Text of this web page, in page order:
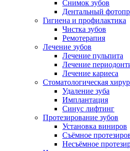
Снимок зубов
Дентальный
Гигиена и профилактика
Чистка зубов
Ремотерапия
Лечение зубов
Лечение пульпита
Лечение
Лечение кариеса
Стоматологическая
Удаление зуба
Имплантация
Синус лифтинг
Протезирование зубов
Установка виниров
Съёмное
Несъёмное